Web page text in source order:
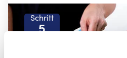
Schritt
5